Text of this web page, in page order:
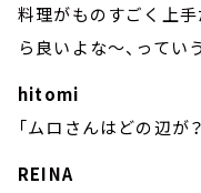
料理がものすごく上
ら良いよな～、ってい
hitomi
「ムロさんはどの辺が？
REINA